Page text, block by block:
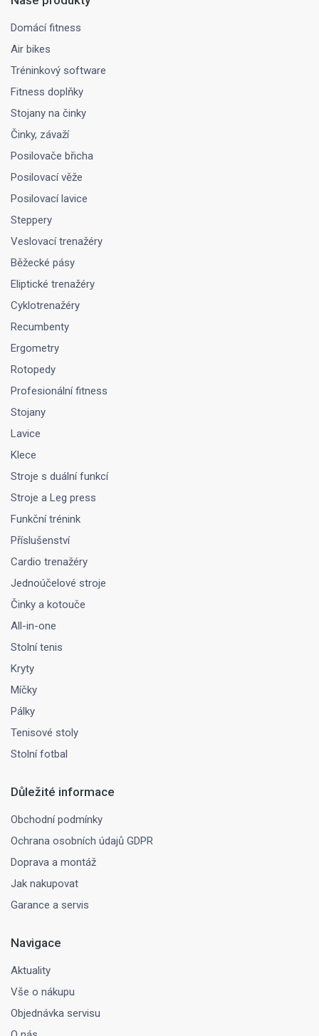
Domácí fitness
Air bikes
Tréninkový software
Fitness doplňky
Stojany na činky
Činky, závaží
Posilovače břicha
Posilovací věže
Posilovací lavice
Steppery
Veslovací trenažéry
Běžecké pásy
Eliptické trenažéry
Cyklotrenažéry
Recumbenty
Ergometry
Rotopedy
Profesionální fitness
Stojany
Lavice
Klece
Stroje s duální funkcí
Stroje a Leg press
Funkční trénink
Příslušenství
Cardio trenažéry
Jednoúčelové stroje
Činky a kotouče
All-in-one
Stolní tenis
Kryty
Míčky
Pálky
Tenisové stoly
Stolní fotbal
Důležité informace
Obchodní podmínky
Ochrana osobních údajů GDPR
Doprava a montáž
Jak nakupovat
Garance a servis
Navigace
Aktuality
Vše o nákupu
Objednávka servisu